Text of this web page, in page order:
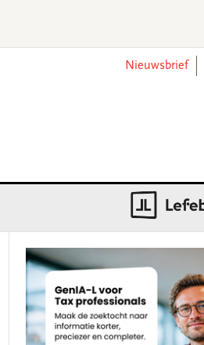
Nieuwsbrief
Sidebar